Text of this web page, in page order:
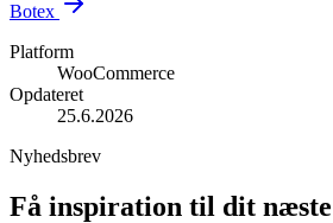
Botex
Platform
WooCommerce
Opdateret
25.6.2026
Nyhedsbrev
Få inspiration til dit